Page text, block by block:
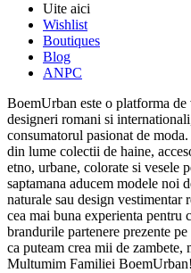
Uite aici
Wishlist
Boutiques
Blog
ANPC
BoemUrban este o platforma de
designeri romani si
consumatorul pasionat de
din lume colectii de haine,
etno, urbane, colorate si vesele
saptamana aducem modele noi
naturale sau design
cea mai buna experienta pentru
brandurile partenere prezente
ca puteam crea mii de zambete,
Multumim Familiei BoemUrban!